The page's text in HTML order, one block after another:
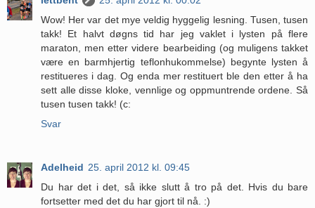
Wow! Her var det mye veldig hyggelig lesning. Tusen, tusen
takk! Et halvt døgns tid har jeg vaklet i lysten på flere
maraton, men etter videre bearbeiding (og muligens takket
være en barmhjertig teflonhukommelse) begynte lysten å
restitueres i dag. Og enda mer restituert ble den etter å ha
sett alle disse kloke, vennlige og oppmuntrende ordene. Så
tusen tusen takk! (c:
Svar
Adelheid 25. april 2012 kl. 09:45
Du har det i det, så ikke slutt å tro på det. Hvis du bare
fortsetter med det du har gjort til nå. :)